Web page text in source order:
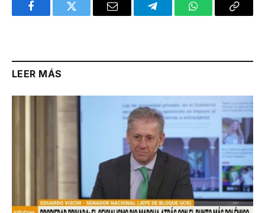
FacebookTwitter Email TelegramWhatsAppCopy
LEER MÁS